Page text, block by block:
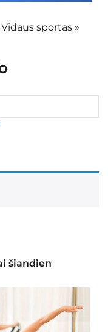
Vidaus sportas »
šiandien